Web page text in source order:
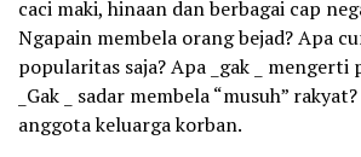
caci maki, hinaan dan berbagai cap
Ngapain membela orang bejad? Apa
popularitas saja? Apa _gak _ mengerti
_Gak _ sadar membela “musuh”
anggota keluarga korban.